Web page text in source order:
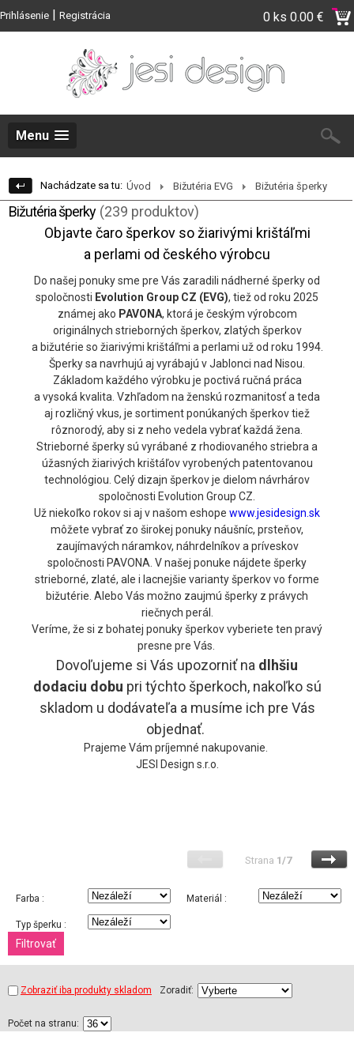
Prihlásenie | Registrácia 0 ks 0.00 €
Menu
Nachádzate sa tu: Úvod Bižutéria EVG Bižutéria šperky
Bižutéria šperky (239 produktov)
Objavte čaro šperkov so žiarivými krištáľmi
a perlami od českého výrobcu
Do našej ponuky sme pre Vás zaradili nádherné šperky od
spoločnosti Evolution Group CZ (EVG), tiež od roku 2025
známej ako PAVONA, ktorá je českým výrobcom
originálnych strieborných šperkov, zlatých šperkov
a bižutérie so žiarivými krištáľmi a perlami už od roku 1994.
Šperky sa navrhujú aj vyrábajú v Jablonci nad Nisou.
Základom každého výrobku je poctivá ručná práca
a vysoká kvalita. Vzhľadom na ženskú rozmanitosť a teda
aj rozličný vkus, je sortiment ponúkaných šperkov tiež
rôznorodý, aby si z neho vedela vybrať každá žena.
Strieborné šperky sú vyrábané z rhodiovaného striebra a
úžasných žiarivých krištáľov vyrobených patentovanou
technológiou. Celý dizajn šperkov je dielom návrhárov
spoločnosti Evolution Group CZ.
Už niekoľko rokov si aj v našom eshope www.jesidesign.sk
môžete vybrať zo širokej ponuky náušníc, prsteňov,
zaujímavých náramkov, náhrdelníkov a príveskov
spoločnosti PAVONA. V našej ponuke nájdete šperky
strieborné, zlaté, ale i lacnejšie varianty šperkov vo forme
bižutérie. Alebo Vás možno zaujmú šperky z právych
riečnych perál.
Veríme, že si z bohatej ponuky šperkov vyberiete ten pravý
presne pre Vás.
Dovoľujeme si Vás upozorniť na dlhšiu
dodaciu dobu pri týchto šperkoch, nakoľko sú
skladom u dodávateľa a musíme ich pre Vás
objednať.
Prajeme Vám príjemné nakupovanie.
JESI Design s.r.o.
Strana 1/7
Farba : Materiál :
Typ šperku :
Zobraziť iba produkty skladom Zoradiť:
Počet na stranu: